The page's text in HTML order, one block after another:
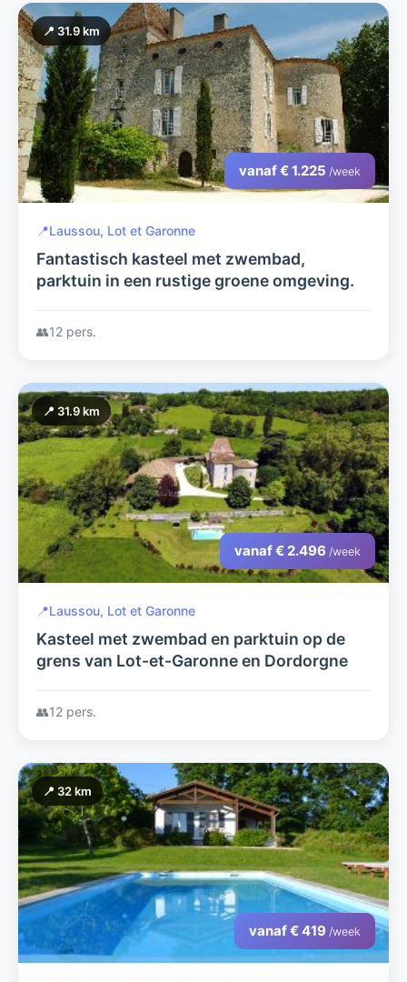
📍 31.9 km
vanaf € 1.225 /week
📍Laussou, Lot et Garonne
Fantastisch kasteel met zwembad,
parktuin in een rustige groene omgeving.
👥12 pers.
📍 31.9 km
vanaf € 2.496 /week
📍Laussou, Lot et Garonne
Kasteel met zwembad en parktuin op de
grens van Lot-et-Garonne en Dordorgne
👥12 pers.
📍 32 km
vanaf € 419 /week